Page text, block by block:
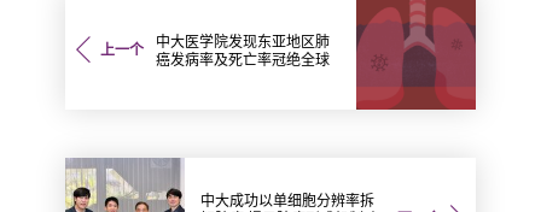
上一个
中大医学院发现东亚地区肺
癌发病率及死亡率冠绝全球
中大成功以单细胞分辨率拆